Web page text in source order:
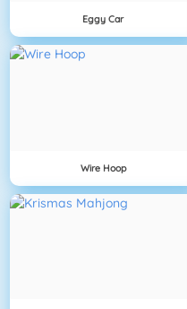
Eggy Car
Wire Hoop